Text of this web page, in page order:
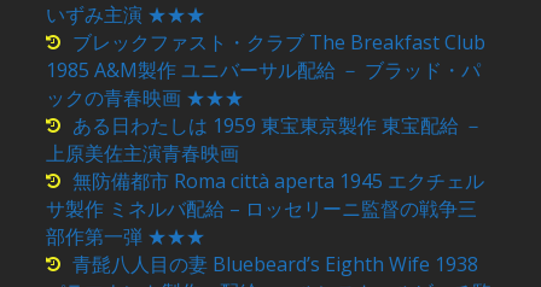
いずみ主演 ★★★
ブレックファスト・クラブ The Breakfast Club
1985 A&M製作 ユニバーサル配給 － ブラッド・パ
ックの青春映画 ★★★
ある日わたしは 1959 東宝東京製作 東宝配給 －
上原美佐主演青春映画
無防備都市 Roma città aperta 1945 エクチェル
サ製作 ミネルバ配給 – ロッセリーニ監督の戦争三
部作第一弾 ★★★
青髭八人目の妻 Bluebeard’s Eighth Wife 1938